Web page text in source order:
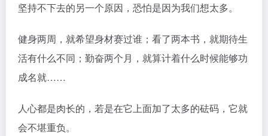
坚持不下去的另一个原因，恐怕是因为我们想太多。
健身两周，就希望身材赛过谁；看了两本书，就期待生
活有什么不同；勤奋两个月，就算计着什么时候能够功
成名就……
人心都是肉长的，若是在它上面加了太多的砝码，它就
会不堪重负。